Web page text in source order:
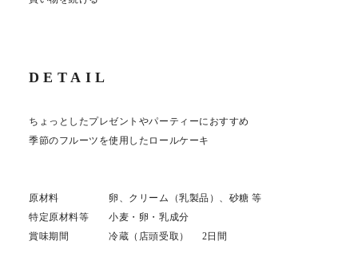
DETAIL
ちょっとしたプレゼントやパーティーにおすすめ
季節のフルーツを使用したロールケーキ
原材料 卵、クリーム（乳製品）、砂糖 等
特定原材料等 小麦・卵・乳成分
賞味期間 冷蔵（店頭受取） 2日間